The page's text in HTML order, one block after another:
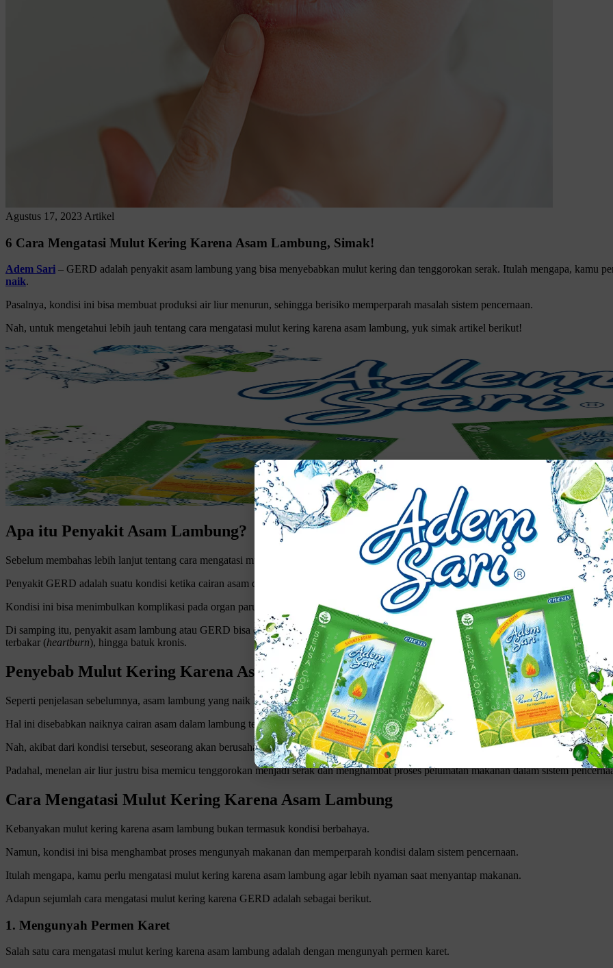
Agustus 17, 2023 Artikel
6 Cara Mengatasi Mulut Kering Karena Asam Lambung, Simak!
Adem Sari – GERD adalah penyakit asam lambung yang bisa menyebabkan mulut kering dan tenggorokan serak. Itulah mengapa, kamu
naik.
Pasalnya, kondisi ini bisa membuat produksi air liur menurun, sehingga berisiko memperparah masalah sistem pencernaan.
Nah, untuk mengetahui lebih jauh tentang cara mengatasi mulut kering karena asam lambung, yuk simak artikel berikut!
Apa itu Penyakit Asam Lambung?
Sebelum membahas lebih lanjut tentang cara mengatasi mulut kering karena asam lambung, sebaiknya pahami dulu pengertian GERD.
Penyakit GERD adalah suatu kondisi ketika cairan asam dalam lambung naik ke kerongkongan melalui katup esofagus.
Kondisi ini bisa menimbulkan komplikasi pada organ paru-paru apabila asam lambung masuk ke sistem pernapasan.
Di samping itu, penyakit asam lambung atau GERD bisa ditandai dengan sejumlah gejala. Adapun beberapa gejala GERD adalah rasa
terbakar (heartburn), hingga batuk kronis.
Penyebab Mulut Kering Karena Asam Lambung
Seperti penjelasan sebelumnya, asam lambung yang naik ke kerongkongan bisa masuk pada rongga mulut.
Hal ini disebabkan naiknya cairan asam dalam lambung tersebut melewati katup esofagus dan masuk ke rongga mulut.
Nah, akibat dari kondisi tersebut, seseorang akan berusaha untuk menelan air liur secara terus-menerus karena mulut kering akibat iritasi
Padahal, menelan air liur justru bisa memicu tenggorokan menjadi serak dan menghambat proses pelumatan makanan dalam sistem
Cara Mengatasi Mulut Kering Karena Asam Lambung
Kebanyakan mulut kering karena asam lambung bukan termasuk kondisi berbahaya.
Namun, kondisi ini bisa menghambat proses mengunyah makanan dan memperparah kondisi dalam sistem pencernaan.
Itulah mengapa, kamu perlu mengatasi mulut kering karena asam lambung agar lebih nyaman saat menyantap makanan.
Adapun sejumlah cara mengatasi mulut kering karena GERD adalah sebagai berikut.
1. Mengunyah Permen Karet
Salah satu cara mengatasi mulut kering karena asam lambung adalah dengan mengunyah permen karet.